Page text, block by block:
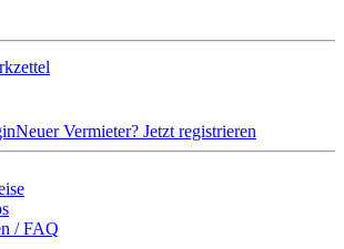
Neuer Vermieter? Jetzt registrieren
/ FAQ